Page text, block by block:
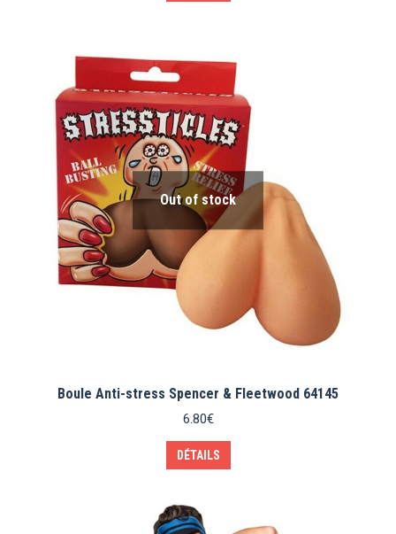
Out of stock
Boule Anti-stress Spencer & Fleetwood 64145
6.80€
DÉTAILS